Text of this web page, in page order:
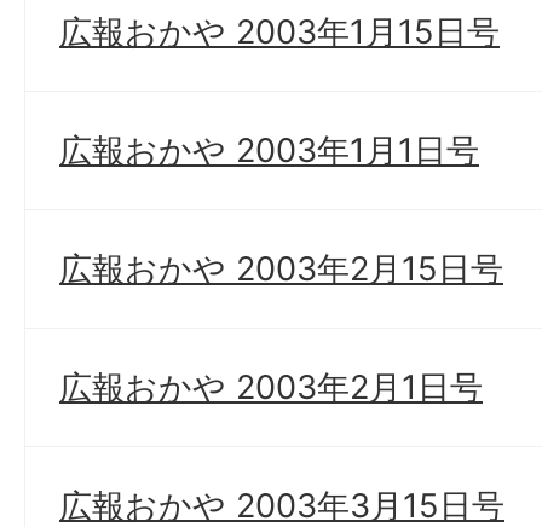
広報おかや 2003年1月15日号
広報おかや 2003年1月1日号
広報おかや 2003年2月15日号
広報おかや 2003年2月1日号
広報おかや 2003年3月15日号